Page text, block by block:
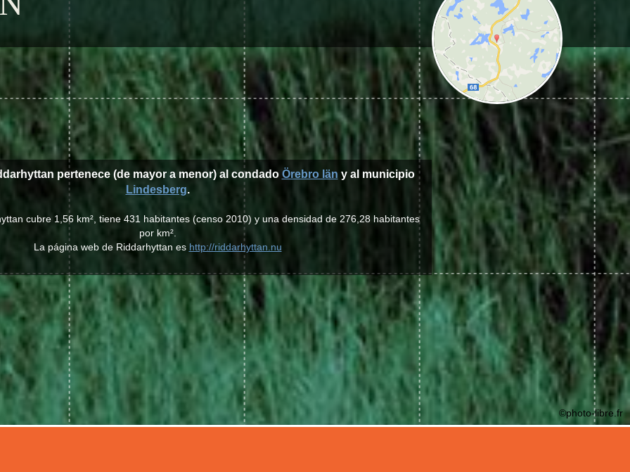
pertenece (de mayor a menor) al condado Örebro län y al municipio
Lindesberg.
cubre 1,56 km², tiene 431 habitantes (censo 2010) y una densidad de 276,28 habitantes
por km².
La página web de Riddarhyttan es http://riddarhyttan.nu
©photo-libre.fr